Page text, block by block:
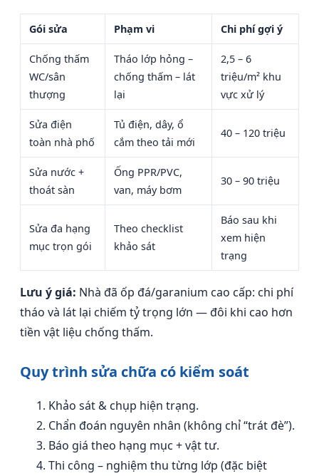
Gói sửa Phạm vi Chi phí gợi ý
Chống thấm
WC/sân
thượng
Tháo lớp hỏng –
chống thấm – lát
lại
2,5 – 6
triệu/m² khu
vực xử lý
Sửa điện
toàn nhà phố
Tủ điện, dây, ổ
cắm theo tải mới
40 – 120 triệu
Sửa nước +
thoát sàn
Ống PPR/PVC,
van, máy bơm
30 – 90 triệu
Sửa đa hạng
mục trọn gói
Theo checklist
khảo sát
Báo sau khi
xem hiện
trạng
Lưu ý giá: Nhà đã ốp đá/garanium cao cấp: chi phí
tháo và lát lại chiếm tỷ trọng lớn — đôi khi cao hơn
tiền vật liệu chống thấm.
Quy trình sửa chữa có kiểm soát
Khảo sát & chụp hiện trạng.
Chẩn đoán nguyên nhân (không chỉ “trát đè”).
Báo giá theo hạng mục + vật tư.
Thi công – nghiệm thu từng lớp (đặc biệt